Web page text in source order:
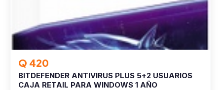
Q 420
BITDEFENDER ANTIVIRUS PLUS 5+2 USUARIOS
CAJA RETAIL PARA WINDOWS 1 AÑO